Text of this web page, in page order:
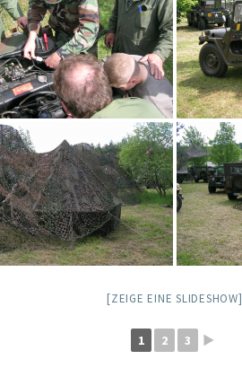
[ZEIGE EINE SLIDESHOW]
1 2 3 ►